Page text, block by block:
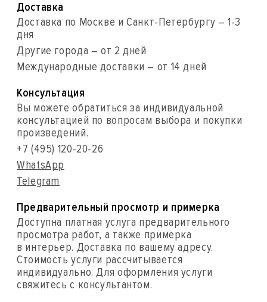
Доставка
Доставка по Москве и Санкт-Петербургу – 1-3
дня
Другие города – от 2 дней
Международные доставки – от 14 дней
Консультация
Вы можете обратиться за индивидуальной
консультацией по вопросам выбора и покупки
произведений.
+7 (495) 120-20-26
WhatsApp
Telegram
Предварительный просмотр и примерка
Доступна платная услуга предварительного
просмотра работ, а также примерка
в интерьер. Доставка по вашему адресу.
Стоимость услуги рассчитывается
индивидуально. Для оформления услуги
свяжитесь с консультантом.